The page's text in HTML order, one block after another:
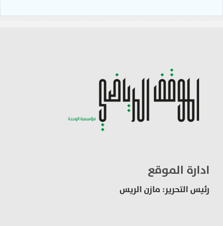
ادارة الموقع
رئيس التحرير: مازن الريس